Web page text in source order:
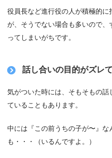
役員長など進行役の人が積極的
が、そうでない場合も多いので
ってしまいがちです。
話し合いの目的がズレ
気がついた時には、そもそもの
ていることもあります。
中には『この前うちの子が〜』な
も・・・（いるんですよ。）